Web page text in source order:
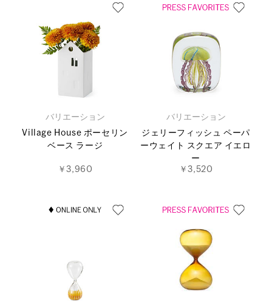
バリエーション
Village House ポーセリン
ベース ラージ
￥3,960
バリエーション
ジェリーフィッシュ ペーパ
ーウェイト スクエア イエロ
ー
￥3,520